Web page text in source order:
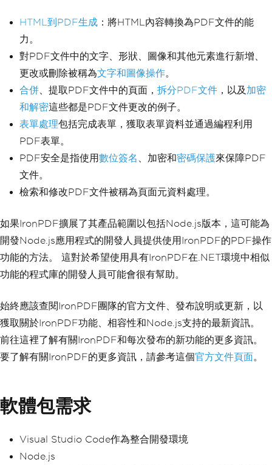
HTML到PDF生成 ：將HTML內容轉換為PDF文件的能
力。
對PDF文件中的文字、形狀、圖像和其他元素進行新增、
更改或刪除被稱為文字和圖像操作。
合併 、提取PDF文件中的頁面， 拆分PDF文件 ，以及 加密
和解密這些都是PDF文件更改的例子。
表單處理包括完成表單，獲取表單資料並通過編程利用
PDF表單。
PDF安全是指使用數位簽名 、加密和密碼保護來保障PDF
文件。
檢索和修改PDF文件被稱為頁面元資料處理。
如果IronPDF擴展了其產品範圍以包括Node.js版本，這可能為
開發Node.js應用程式的開發人員提供使用IronPDF的PDF操作
功能的方法。 這對於希望使用具有IronPDF在.NET環境中相似
功能的程式庫的開發人員可能會很有幫助。
始終應該查閱IronPDF團隊的官方文件、發布說明或更新，以
獲取關於IronPDF功能、相容性和Node.js支持的最新資訊。
前往這裡了解有關IronPDF和每次發布的新功能的更多資訊。
要了解有關IronPDF的更多資訊，請參考這個官方文件頁面。
軟體包需求
Visual Studio Code作為整合開發環境
Node.js